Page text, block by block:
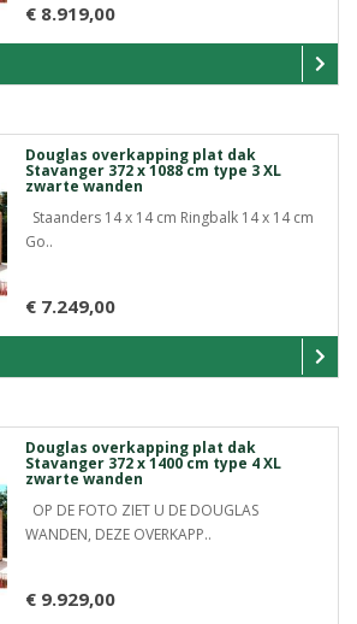
€ 8.919,00
Douglas overkapping plat dak
Stavanger 372 x 1088 cm type 3 XL
zwarte wanden
Staanders 14 x 14 cm Ringbalk 14 x 14 cm
Go..
€ 7.249,00
Douglas overkapping plat dak
Stavanger 372 x 1400 cm type 4 XL
zwarte wanden
OP DE FOTO ZIET U DE DOUGLAS
WANDEN, DEZE OVERKAPP..
€ 9.929,00